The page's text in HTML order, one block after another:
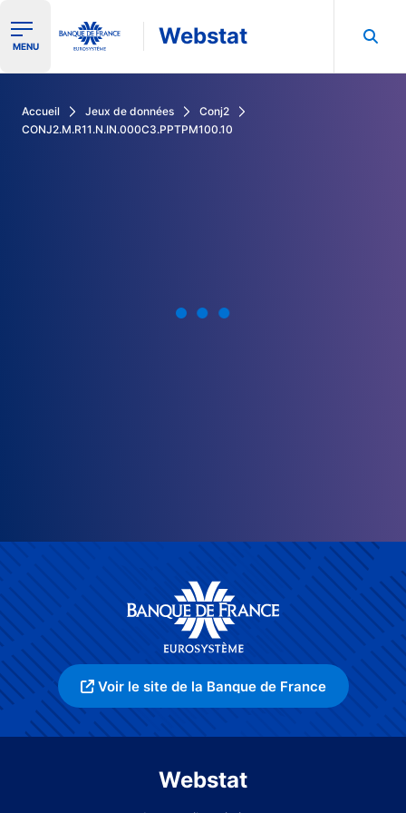
Ouvrir le menu de navigation
MENU Webstat
Accueil Jeux de données
Conj2
CONJ2.M.R11.N.IN.000C3.PPTPM100.10
Voir le site de la Banque de France
Webstat